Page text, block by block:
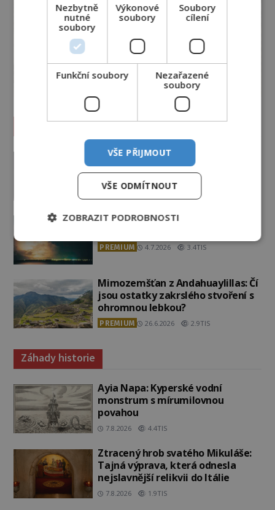
Vesmír a technologie
Podivné události roku 2023: Jsou
Američané v obležení UFO?
PREMIUM 27.7.2026
Nad australským městem
PREMIUM 4.7.2026 3.4TIS
Mimozemšťan z Andahuaylillas: Čí
jsou ostatky zakrslého stvoření s
ohromnou lebkou?
PREMIUM 26.6.2026 2.9TIS
Záhady historie
Ayia Napa: Kyperské vodní
monstrum s mírumilovnou
povahou
7.8.2026 4.4TIS
Ztracený hrob svatého Mikuláše:
Tajná výprava, která odnesla
nejslavnější relikvii do Itálie
7.8.2026 1.9TIS
Nezbytně
nutné
soubory
Výkonové
soubory
Soubory
cílení
Funkční soubory
Nezařazené
soubory
VŠE PŘIJMOUT
VŠE ODMÍTNOUT
ZOBRAZIT PODROBNOSTI